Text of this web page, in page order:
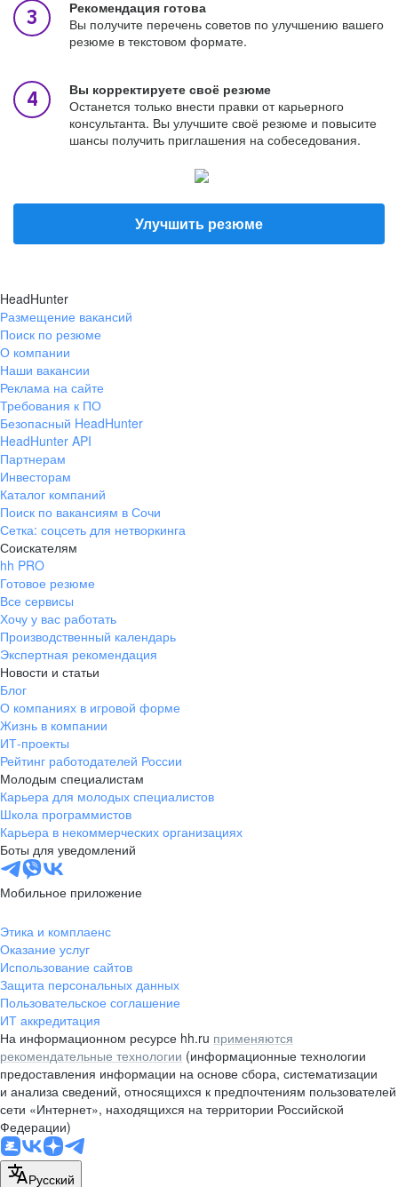
Рекомендация готова
Вы получите перечень советов по улучшению вашего
резюме в текстовом формате.
Вы корректируете своё резюме
Останется только внести правки от карьерного
консультанта. Вы улучшите своё резюме и повысите
шансы получить приглашения на собеседования.
Улучшить резюме
HeadHunter
Размещение вакансий
Поиск по резюме
О компании
Наши вакансии
Реклама на сайте
Требования к ПО
Безопасный HeadHunter
HeadHunter API
Партнерам
Инвесторам
Каталог компаний
Поиск по вакансиям в Сочи
Сетка: соцсеть для нетворкинга
Соискателям
hh PRO
Готовое резюме
Все сервисы
Хочу у вас работать
Производственный календарь
Экспертная рекомендация
Новости и статьи
Блог
О компаниях в игровой форме
Жизнь в компании
ИТ-проекты
Рейтинг работодателей России
Молодым специалистам
Карьера для молодых специалистов
Школа программистов
Карьера в некоммерческих организациях
Боты для уведомлений
Мобильное приложение
Этика и комплаенс
Оказание услуг
Использование сайтов
Защита персональных данных
Пользовательское соглашение
ИТ аккредитация
На информационном ресурсе hh.ru применяются
рекомендательные технологии (информационные технологии
предоставления информации на основе сбора, систематизации
и анализа сведений, относящихся к предпочтениям пользователей
сети «Интернет», находящихся на территории Российской
Федерации)
Русский